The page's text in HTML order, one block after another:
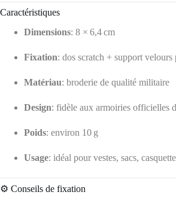
Caractéristiques
Dimensions: 8 × 6,4 cm
Fixation: dos scratch + support velours
Matériau: broderie de qualité militaire
Design: fidèle aux armoiries officielles
Poids: environ 10 g
Usage: idéal pour vestes, sacs,
⚙️ Conseils de fixation